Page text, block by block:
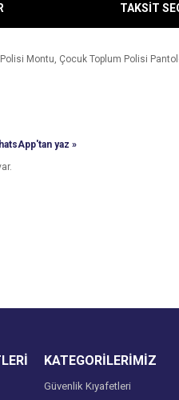
TAKSİT
Montu, Çocuk Toplum Polisi
yaz »
KATEGORİLERİMİZ
Güvenlik Kıyafetleri